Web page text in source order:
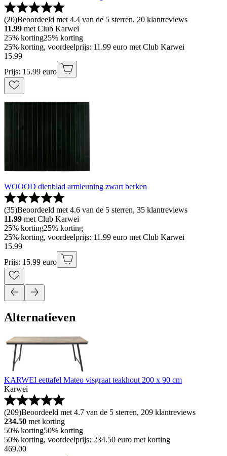
(20)Beoordeeld met 4.4 van de 5 sterren, 20 klantreviews
11.99 met Club Karwei
25% korting25% korting
25% korting, voordeelprijs: 11.99 euro met Club Karwei
15.99
Prijs: 15.99 euro
WOOOD dienblad armleuning zwart berken
(35)Beoordeeld met 4.6 van de 5 sterren, 35 klantreviews
11.99 met Club Karwei
25% korting25% korting
25% korting, voordeelprijs: 11.99 euro met Club Karwei
15.99
Prijs: 15.99 euro
Alternatieven
KARWEI eettafel Mateo visgraat teakhout 200 x 90 cm
Karwei
(209)Beoordeeld met 4.7 van de 5 sterren, 209 klantreviews
234.50 met korting
50% korting50% korting
50% korting, voordeelprijs: 234.50 euro met korting
469.00